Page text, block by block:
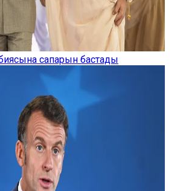
сапарын бастады